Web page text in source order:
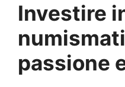
Investire
passione